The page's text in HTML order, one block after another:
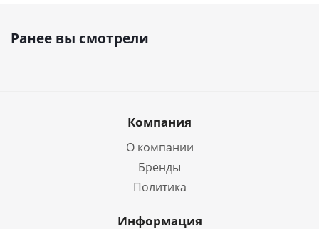
Ранее вы смотрели
Компания
О компании
Бренды
Политика
Информация